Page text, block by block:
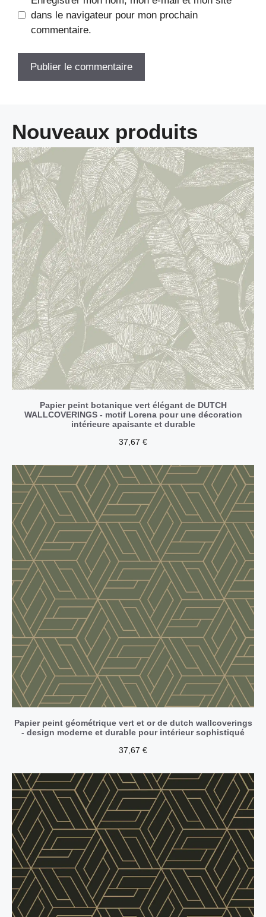
dans le navigateur pour mon prochain
commentaire.
Nouveaux produits
Papier peint botanique vert élégant de DUTCH
WALLCOVERINGS - motif Lorena pour une décoration
intérieure apaisante et durable
37,67 €
Papier peint géométrique vert et or de dutch wallcoverings
- design moderne et durable pour intérieur sophistiqué
37,67 €